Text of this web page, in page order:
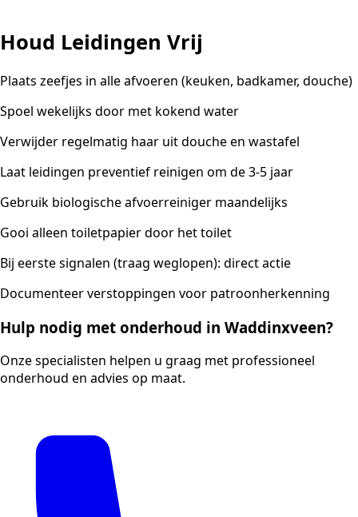
Houd Leidingen Vrij
Plaats zeefjes in alle afvoeren (keuken, badkamer, douche)
Spoel wekelijks door met kokend water
Verwijder regelmatig haar uit douche en wastafel
Laat leidingen preventief reinigen om de 3-5 jaar
Gebruik biologische afvoerreiniger maandelijks
Gooi alleen toiletpapier door het toilet
Bij eerste signalen (traag weglopen): direct actie
Documenteer verstoppingen voor patroonherkenning
Hulp nodig met onderhoud in Waddinxveen?
Onze specialisten helpen u graag met professioneel
onderhoud en advies op maat.